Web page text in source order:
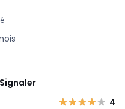
Signaler
4